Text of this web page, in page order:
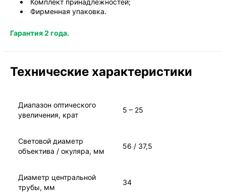
Комплект принадлежностей;
Фирменная упаковка.
Гарантия 2 года.
Технические характеристики
Диапазон оптического
увеличения, крат
5 – 25
Световой диаметр
объектива / окуляра, мм
56 / 37,5
Диаметр центральной
трубы, мм
34